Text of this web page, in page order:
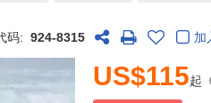
码: 924-8315 加
US$115起